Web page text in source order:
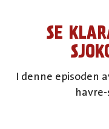
SE
I denne episoden